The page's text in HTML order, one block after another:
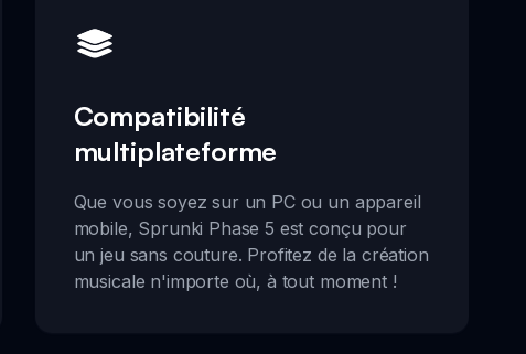
Compatibilité
multiplateforme
Que vous soyez sur un PC ou un appareil
mobile, Sprunki Phase 5 est conçu pour
un jeu sans couture. Profitez de la création
musicale n'importe où, à tout moment !